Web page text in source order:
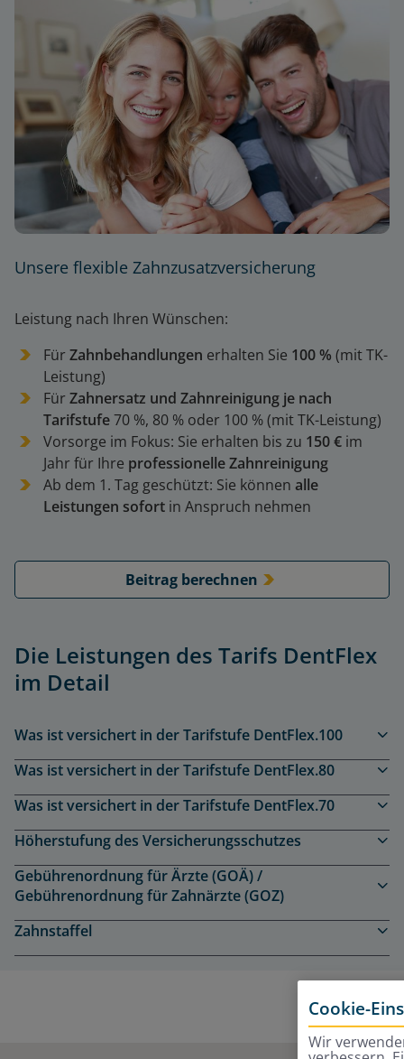
Unsere flexible Zahnzusatzversicherung
Leistung nach Ihren Wünschen:
Für Zahnbehandlungen erhalten Sie 100 % (mit TK-
Leistung)
Für Zahnersatz und Zahnreinigung je nach
Tarifstufe70 %, 80 % oder 100 % (mit TK-Leistung)
Vorsorge im Fokus: Sie erhalten bis zu 150 € im
Jahr für Ihre professionelle Zahnreinigung
Ab dem 1. Tag geschützt: Sie können alle
Leistungen sofort in Anspruch nehmen
Beitrag berechnen
Die Leistungen des Tarifs DentFlex
im Detail
Was ist versichert in der Tarifstufe DentFlex.100
Was ist versichert in der Tarifstufe DentFlex.80
Was ist versichert in der Tarifstufe DentFlex.70
Höherstufung des Versicherungsschutzes
Gebührenordnung für Ärzte (GOÄ) /
Gebührenordnung für Zahnärzte (GOZ)
Zahnstaffel
Cookie-
Wir